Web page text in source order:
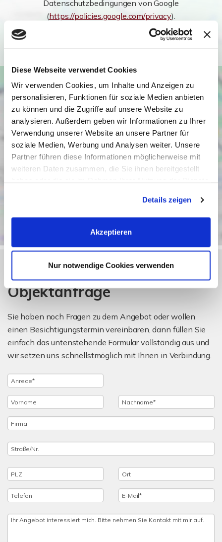
Diese Webseite verwendet Cookies
Wir verwenden Cookies, um Inhalte und Anzeigen zu
personalisieren, Funktionen für soziale Medien anbieten
zu können und die Zugriffe auf unsere Website zu
analysieren. Außerdem geben wir Informationen zu Ihrer
Verwendung unserer Website an unsere Partner für
soziale Medien, Werbung und Analysen weiter. Unsere
Partner führen diese Informationen möglicherweise mit
weiteren Daten zusammen, die Sie ihnen bereitgestellt
Cookies, wenn Sie unsere Webseite weiterhin nutzen.
Details zeigen
Akzeptieren
Nur notwendige Cookies verwenden
Datenschutzbedingungen von Google
(https://policies.google.com/privacy).
Objektanfrage
Sie haben noch Fragen zu dem Angebot oder wollen
einen Besichtigungstermin vereinbaren, dann füllen Sie
einfach das untenstehende Formular vollständig aus und
wir setzen uns schnellstmöglich mit Ihnen in Verbindung.